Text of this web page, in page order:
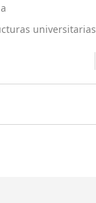
universitarias